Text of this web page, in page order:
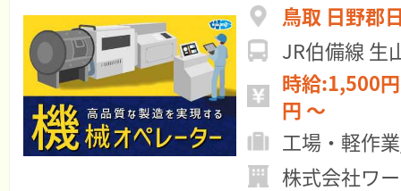
鳥取 日野郡
JR伯備線 生
時給:1,500円 ～ 月給
円 ～
工場・軽作
株式会社ワ